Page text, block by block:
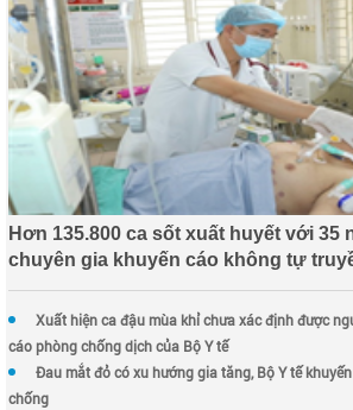
Hơn 135.800 ca sốt xuất huyết với
chuyên gia khuyến cáo không tự
Xuất hiện ca đậu mùa khỉ chưa xác định được
cáo phòng chống dịch của Bộ Y tế
Đau mắt đỏ có xu hướng gia tăng, Bộ Y tế
chống